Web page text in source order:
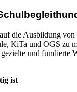
die Ausbildung
KiTa und OGS zu
und
ist